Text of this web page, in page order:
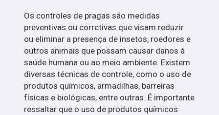
Os controles de pragas são medidas
preventivas ou corretivas que visam reduzir
ou eliminar a presença de insetos, roedores e
outros animais que possam causar danos à
saúde humana ou ao meio ambiente. Existem
diversas técnicas de controle, como o uso de
produtos químicos, armadilhas, barreiras
físicas e biológicas, entre outras. É importante
ressaltar que o uso de produtos químicos